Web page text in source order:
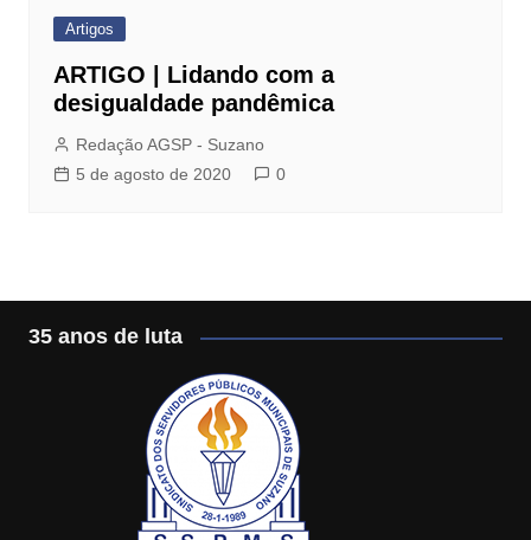
Artigos
ARTIGO | Lidando com a
desigualdade pandêmica
Redação AGSP - Suzano
5 de agosto de 2020
0
35 anos de luta